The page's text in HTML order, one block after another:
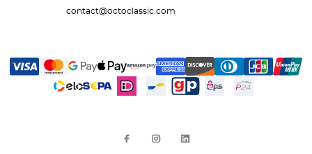
contact@octoclassic.com